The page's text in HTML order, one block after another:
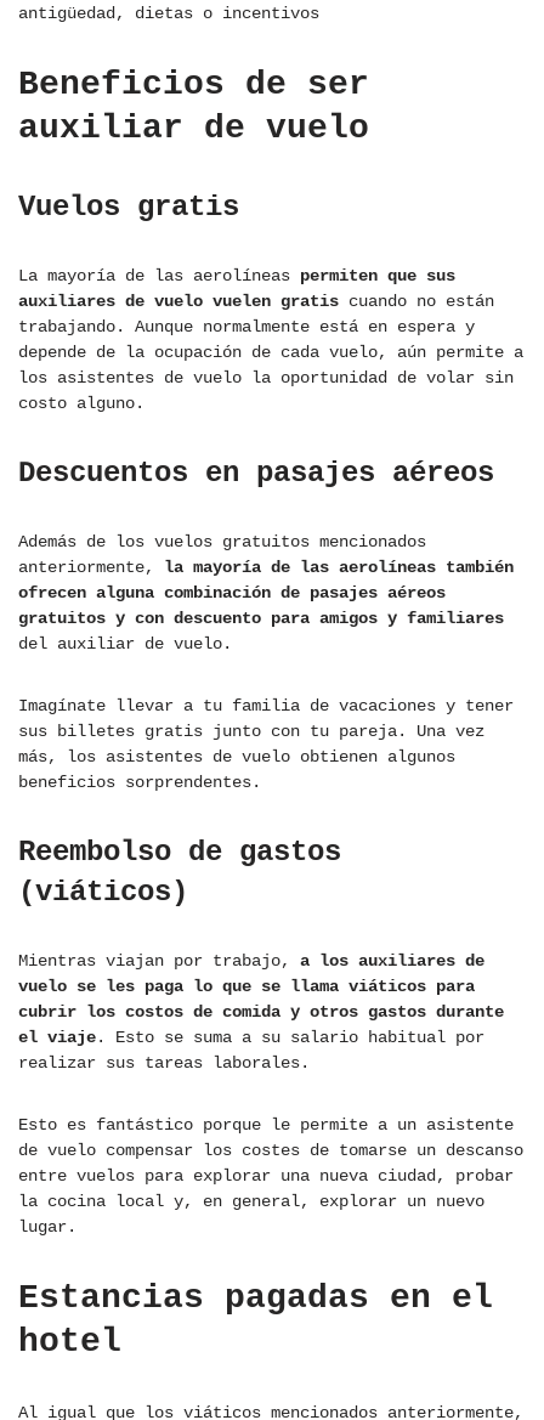
antigüedad, dietas o incentivos
Beneficios de ser
auxiliar de vuelo
Vuelos gratis
La mayoría de las aerolíneas permiten que sus
auxiliares de vuelo vuelen gratis cuando no están
trabajando. Aunque normalmente está en espera y
depende de la ocupación de cada vuelo, aún permite a
los asistentes de vuelo la oportunidad de volar sin
costo alguno.
Descuentos en pasajes aéreos
Además de los vuelos gratuitos mencionados
anteriormente, la mayoría de las aerolíneas también
ofrecen alguna combinación de pasajes aéreos
gratuitos y con descuento para amigos y familiares
del auxiliar de vuelo.
Imagínate llevar a tu familia de vacaciones y tener
sus billetes gratis junto con tu pareja. Una vez
más, los asistentes de vuelo obtienen algunos
beneficios sorprendentes.
Reembolso de gastos
(viáticos)
Mientras viajan por trabajo, a los auxiliares de
vuelo se les paga lo que se llama viáticos para
cubrir los costos de comida y otros gastos durante
el viaje. Esto se suma a su salario habitual por
realizar sus tareas laborales.
Esto es fantástico porque le permite a un asistente
de vuelo compensar los costes de tomarse un descanso
entre vuelos para explorar una nueva ciudad, probar
la cocina local y, en general, explorar un nuevo
lugar.
Estancias pagadas en el
hotel
Al igual que los viáticos mencionados anteriormente,